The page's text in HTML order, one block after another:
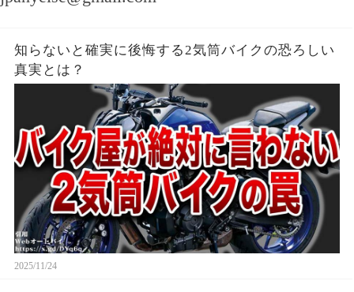
知らないと確実に後悔する2気筒バイクの恐ろしい
真実とは？
2025/11/24